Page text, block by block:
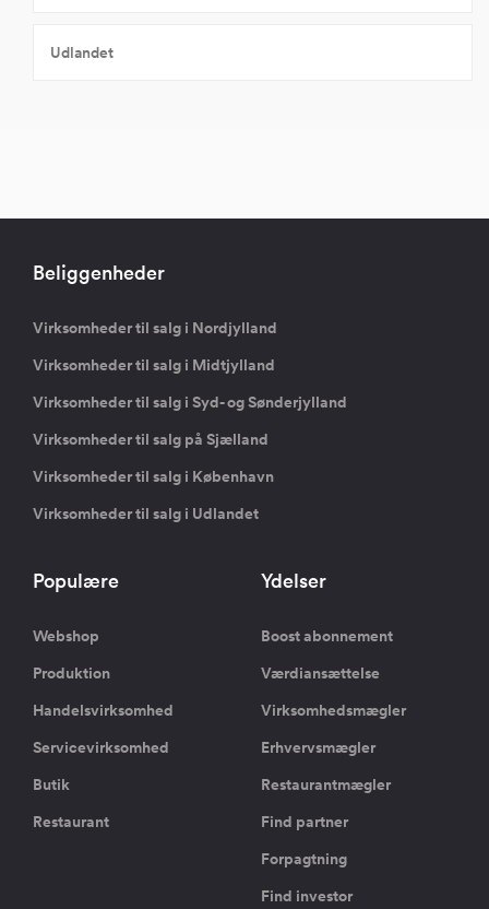
Udlandet
Beliggenheder
Virksomheder til salg i Nordjylland
Virksomheder til salg i Midtjylland
Virksomheder til salg i Syd- og Sønderjylland
Virksomheder til salg på Sjælland
Virksomheder til salg i København
Virksomheder til salg i Udlandet
Populære
Webshop
Produktion
Handelsvirksomhed
Servicevirksomhed
Butik
Restaurant
Ydelser
Boost abonnement
Værdiansættelse
Virksomhedsmægler
Erhvervsmægler
Restaurantmægler
Find partner
Forpagtning
Find investor